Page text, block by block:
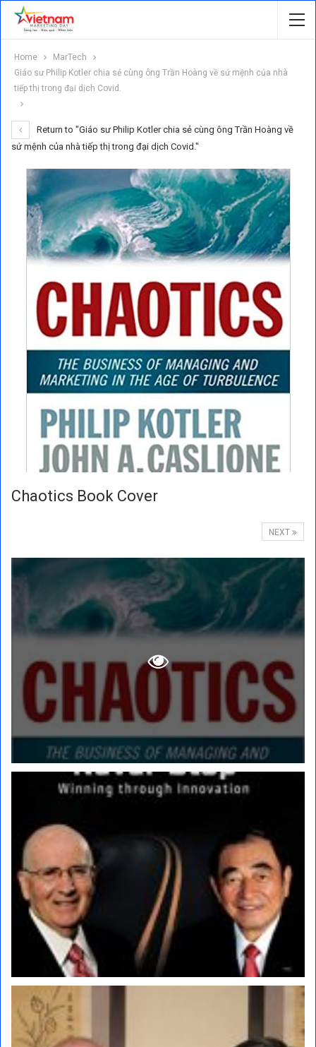
Home
MarTech
Giáo sư Philip Kotler chia sẻ cùng ông Trần Hoàng về sứ mệnh của nhà
tiếp thị trong đại dịch Covid.
Return to "Giáo sư Philip Kotler chia sẻ cùng ông Trần Hoàng về
sứ mệnh của nhà tiếp thị trong đại dịch Covid."
Chaotics Book Cover
NEXT